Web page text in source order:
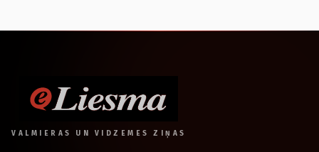
VALMIERAS UN VIDZEMES ZIŅAS